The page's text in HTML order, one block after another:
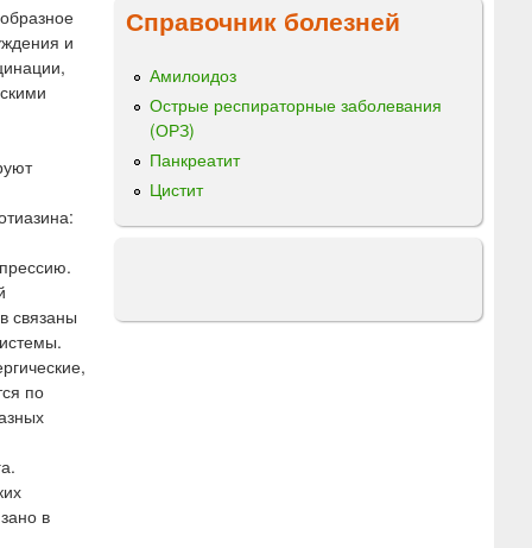
и
связаны
по
в
Справочник болезней
Амилоидоз
Острые респираторные заболевания
(ОРЗ)
Панкреатит
Цистит